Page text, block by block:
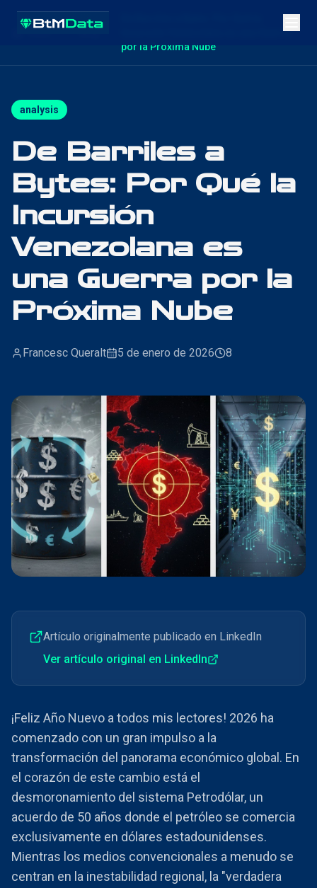
Incursión Venezolana es una Guerra
por la Próxima Nube
analysis
De Barriles a
Bytes: Por Qué la
Incursión
Venezolana es
una Guerra por la
Próxima Nube
Francesc Queralt 5 de enero de 2026 8
Artículo originalmente publicado en LinkedIn
Ver artículo original en LinkedIn
¡Feliz Año Nuevo a todos mis lectores! 2026 ha
comenzado con un gran impulso a la
transformación del panorama económico global. En
el corazón de este cambio está el
desmoronamiento del sistema Petrodólar, un
acuerdo de 50 años donde el petróleo se comercia
exclusivamente en dólares estadounidenses.
Mientras los medios convencionales a menudo se
centran en la inestabilidad regional, la "verdadera